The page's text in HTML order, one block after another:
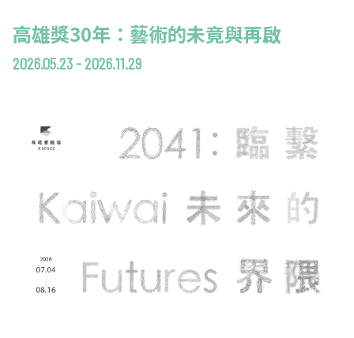
高雄獎30年：藝術的未竟與再啟
2026.05.23 - 2026.11.29